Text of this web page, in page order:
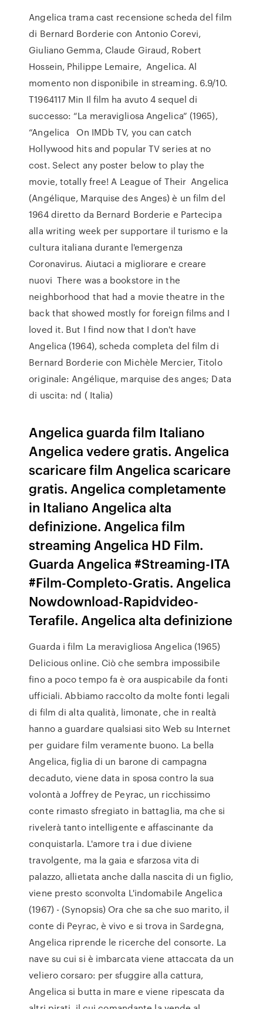
Angelica trama cast recensione scheda del film
di Bernard Borderie con Antonio Corevi,
Giuliano Gemma, Claude Giraud, Robert
Hossein, Philippe Lemaire, Angelica. Al
momento non disponibile in streaming. 6.9/10.
T1964117 Min Il film ha avuto 4 sequel di
successo: “La meravigliosa Angelica” (1965),
“Angelica On IMDb TV, you can catch
Hollywood hits and popular TV series at no
cost. Select any poster below to play the
movie, totally free! A League of Their Angelica
(Angélique, Marquise des Anges) è un film del
1964 diretto da Bernard Borderie e Partecipa
alla writing week per supportare il turismo e la
cultura italiana durante l'emergenza
Coronavirus. Aiutaci a migliorare e creare
nuovi There was a bookstore in the
neighborhood that had a movie theatre in the
back that showed mostly for foreign films and I
loved it. But I find now that I don't have
Angelica (1964), scheda completa del film di
Bernard Borderie con Michèle Mercier, Titolo
originale: Angélique, marquise des anges; Data
di uscita: nd ( Italia)
Angelica guarda film Italiano
Angelica vedere gratis. Angelica
scaricare film Angelica scaricare
gratis. Angelica completamente
in Italiano Angelica alta
definizione. Angelica film
streaming Angelica HD Film.
Guarda Angelica #Streaming-ITA
#Film-Completo-Gratis. Angelica
Nowdownload-Rapidvideo-
Terafile. Angelica alta definizione
Guarda i film La meravigliosa Angelica (1965)
Delicious online. Ciò che sembra impossibile
fino a poco tempo fa è ora auspicabile da fonti
ufficiali. Abbiamo raccolto da molte fonti legali
di film di alta qualità, limonate, che in realtà
hanno a guardare qualsiasi sito Web su Internet
per guidare film veramente buono. La bella
Angelica, figlia di un barone di campagna
decaduto, viene data in sposa contro la sua
volontà a Joffrey de Peyrac, un ricchissimo
conte rimasto sfregiato in battaglia, ma che si
rivelerà tanto intelligente e affascinante da
conquistarla. L'amore tra i due diviene
travolgente, ma la gaia e sfarzosa vita di
palazzo, allietata anche dalla nascita di un figlio,
viene presto sconvolta L'indomabile Angelica
(1967) - (Synopsis) Ora che sa che suo marito, il
conte di Peyrac, è vivo e si trova in Sardegna,
Angelica riprende le ricerche del consorte. La
nave su cui si è imbarcata viene attaccata da un
veliero corsaro: per sfuggire alla cattura,
Angelica si butta in mare e viene ripescata da